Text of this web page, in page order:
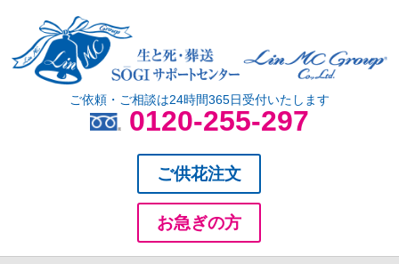
ご依頼・ご相談は24時間365日受付いたします
0120-255-297
ご供花注文
お急ぎの方